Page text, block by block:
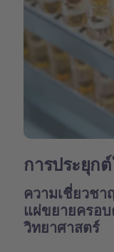
การประยุก
ความเชี่ยวชา
แผ่ขยายครอ
วิทยาศาสตร์